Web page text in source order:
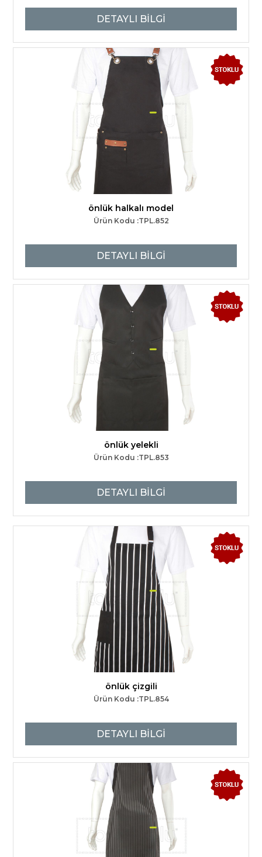
DETAYLI BİLGİ
önlük halkalı model
Ürün Kodu :TPL.852
DETAYLI BİLGİ
önlük yelekli
Ürün Kodu :TPL.853
DETAYLI BİLGİ
önlük çizgili
Ürün Kodu :TPL.854
DETAYLI BİLGİ